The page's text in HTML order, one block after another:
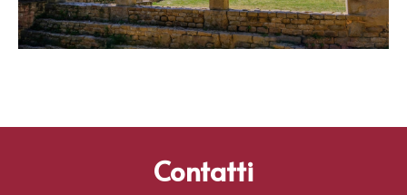
Contatti